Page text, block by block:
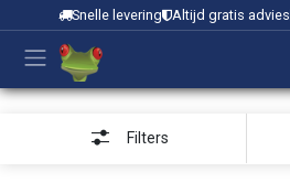
Overslaan naar inhoud
Snelle levering Altijd gratis advies
Filters